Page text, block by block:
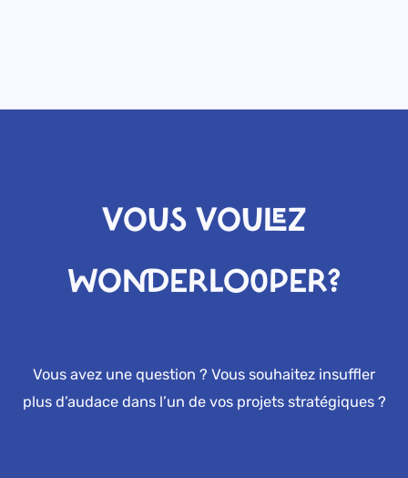
VOUS VOULEZ
WONDERLOOPER?
Vous avez une question ? Vous souhaitez insuffler
plus d’audace dans l’un de vos projets stratégiques ?